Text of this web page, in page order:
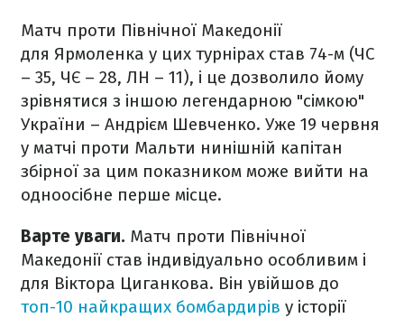
Матч проти Північної Македонії
для Ярмоленка у цих турнірах став 74-м (ЧС
– 35, ЧЄ – 28, ЛН – 11), і це дозволило йому
зрівнятися з іншою легендарною "сімкою"
України – Андрієм Шевченко. Уже 19 червня
у матчі проти Мальти нинішній капітан
збірної за цим показником може вийти на
одноосібне перше місце.
Варте уваги. Матч проти Північної
Македонії став індивідуально особливим і
для Віктора Циганкова. Він увійшов до
топ-10 найкращих бомбардирів у історії